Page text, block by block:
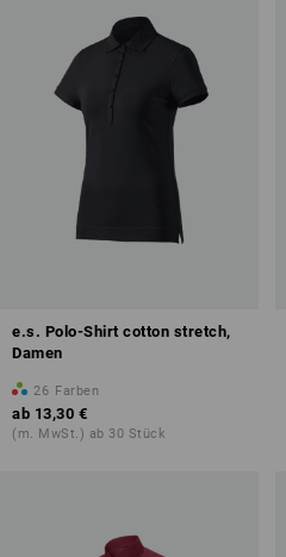
e.s. Polo-Shirt cotton stretch,
Damen
26 Farben
ab 13,30 €
(m. MwSt.) ab 30 Stück